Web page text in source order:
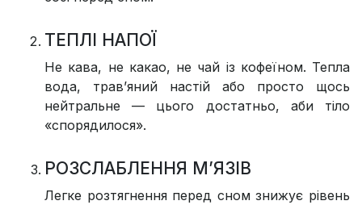
ТЕПЛІ НАПОЇ
Не кава, не какао, не чай із кофеїном. Тепла
вода, трав’яний настій або просто щось
нейтральне — цього достатньо, аби тіло
«спорядилося».
РОЗСЛАБЛЕННЯ М’ЯЗІВ
Легке розтягнення перед сном знижує рівень